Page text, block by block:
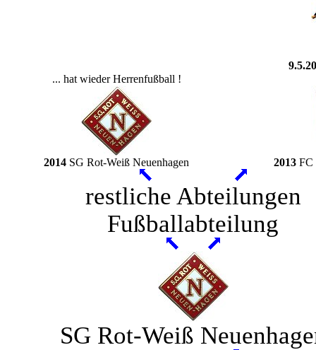
... hat wieder Herrenfußball !
2014 SG Rot-Weiß Neuenhagen 2013 FC
restliche Abteilungen
Fußballabteilung
SG Rot-Weiß